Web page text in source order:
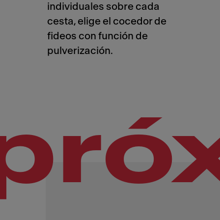
individuales sobre cada
cesta, elige el cocedor de
fideos con función de
pulverización.